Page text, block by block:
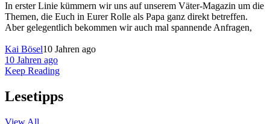
In erster Linie kümmern wir uns auf unserem Väter-Magazin um die
Themen, die Euch in Eurer Rolle als Papa ganz direkt betreffen.
Aber gelegentlich bekommen wir auch mal spannende Anfragen,
Kai Bösel10 Jahren ago
10 Jahren ago
Keep Reading
Lesetipps